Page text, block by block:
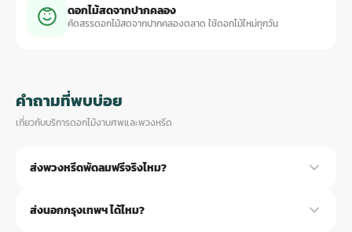
ดอกไม้สดจากปากคลอง
คัดสรรดอกไม้สดจากปากคลองตลาด ใช้ดอกไม้ใหม่ทุกวัน
คำถามที่พบบ่อย
เกี่ยวกับบริการดอกไม้งานศพและพวงหรีด
ส่งพวงหรีดพัดลมฟรีจริงไหม?
ฟรีจริงครับ ทุกวัดในกรุงเทพฯ และปริมณฑล ไม่มีค่าจัดส่งเพิ่ม ราคาที่
ส่งนอกกรุงเทพฯ ได้ไหม?